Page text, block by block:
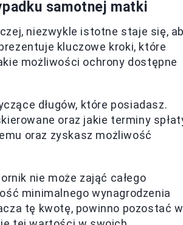
samotnej matki
niezwykle istotne staje się,
kluczowe kroki, które
możliwości ochrony dostępne
długów, które posiadasz.
oraz jakie terminy
oraz zyskasz możliwość
nie może zająć całego
minimalnego wynagrodzenia
tę kwotę, powinno pozostać w